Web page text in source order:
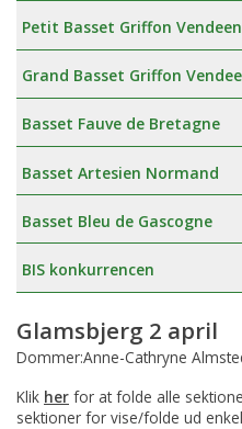
Petit Basset Griffon Vendeen
Grand Basset Griffon
Basset Fauve de Bretagne
Basset Artesien Normand
Basset Bleu de Gascogne
BIS konkurrencen
Glamsbjerg 2 april
Dommer:Anne-Cathryne
Klik her for at folde alle
sektioner for vise/folde ud